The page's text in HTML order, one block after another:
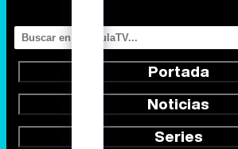
Portada
Noticias
Series